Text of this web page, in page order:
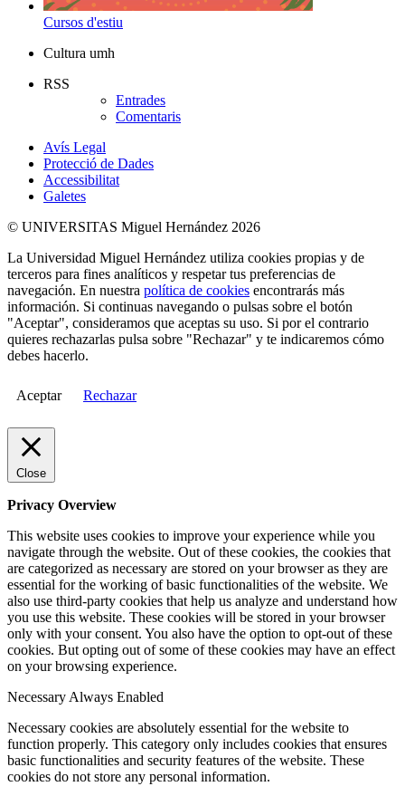
Cursos d'estiu
Cultura umh
RSS
Entrades
Comentaris
Avís Legal
Protecció de Dades
Accessibilitat
Galetes
© UNIVERSITAS Miguel Hernández 2026
La Universidad Miguel Hernández utiliza cookies propias y de
terceros para fines analíticos y respetar tus preferencias de
navegación. En nuestra política de cookies encontrarás más
información. Si continuas navegando o pulsas sobre el botón
"Aceptar", consideramos que aceptas su uso. Si por el contrario
quieres rechazarlas pulsa sobre "Rechazar" y te indicaremos cómo
debes hacerlo.
Aceptar Rechazar
Close
Privacy Overview
This website uses cookies to improve your experience while you
navigate through the website. Out of these cookies, the cookies that
are categorized as necessary are stored on your browser as they are
essential for the working of basic functionalities of the website. We
also use third-party cookies that help us analyze and understand how
you use this website. These cookies will be stored in your browser
only with your consent. You also have the option to opt-out of these
cookies. But opting out of some of these cookies may have an effect
on your browsing experience.
Necessary Always Enabled
Necessary cookies are absolutely essential for the website to
function properly. This category only includes cookies that ensures
basic functionalities and security features of the website. These
cookies do not store any personal information.